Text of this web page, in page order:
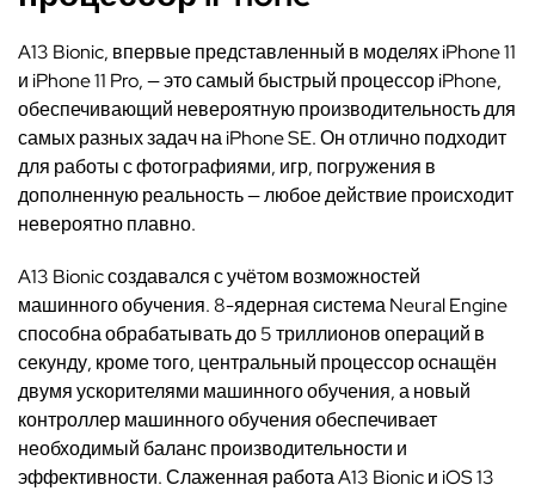
A13 Bionic, впервые представленный в моделях iPhone 11
и iPhone 11 Pro, — это самый быстрый процессор iPhone,
обеспечивающий невероятную производительность для
самых разных задач на iPhone SE. Он отлично подходит
для работы с фотографиями, игр, погружения в
дополненную реальность — любое действие происходит
невероятно плавно.
A13 Bionic создавался с учётом возможностей
машинного обучения. 8-ядерная система Neural Engine
способна обрабатывать до 5 триллионов операций в
секунду, кроме того, центральный процессор оснащён
двумя ускорителями машинного обучения, а новый
контроллер машинного обучения обеспечивает
необходимый баланс производительности и
эффективности. Слаженная работа A13 Bionic и iOS 13